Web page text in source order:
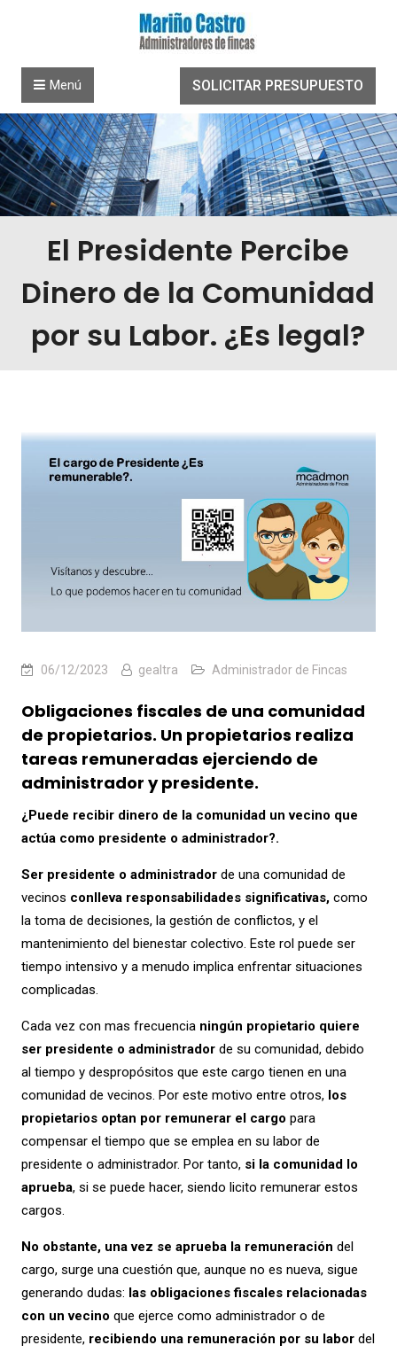
SOLICITAR PRESUPUESTO
Menú
El Presidente Percibe
Dinero de la Comunidad
por su Labor. ¿Es legal?
06/12/2023 gealtra Administrador de Fincas
Obligaciones fiscales de una comunidad
de propietarios. Un propietarios realiza
tareas remuneradas ejerciendo de
administrador y presidente.
¿Puede recibir dinero de la comunidad un vecino que
actúa como presidente o administrador?.
Ser presidente o administradorde una comunidad de
vecinos conlleva responsabilidades significativas,como
la toma de decisiones, la gestión de conflictos, y el
mantenimiento del bienestar colectivo. Este rol puede ser
tiempo intensivo y a menudo implica enfrentar situaciones
complicadas.
Cada vez con mas frecuencia ningún propietario quiere
ser presidente o administradorde su comunidad, debido
al tiempo y despropósitos que este cargo tienen en una
comunidad de vecinos. Por este motivo entre otros, los
propietarios optan por remunerar el cargo para
compensar el tiempo que se emplea en su labor de
presidente o administrador. Por tanto, si la comunidad lo
aprueba, si se puede hacer, siendo licito remunerar estos
cargos.
No obstante, una vez se aprueba la remuneración del
cargo, surge una cuestión que, aunque no es nueva, sigue
generando dudas: las obligaciones fiscales relacionadas
con un vecino que ejerce como administrador o de
presidente,recibiendo una remuneración por su labordel